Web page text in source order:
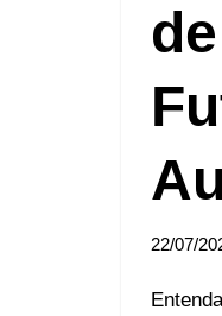
22/07/